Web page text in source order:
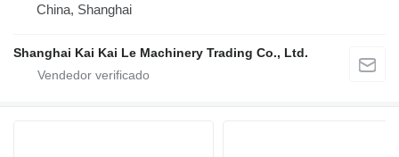
China, Shanghai
Shanghai Kai Kai Le Machinery Trading Co., Ltd.